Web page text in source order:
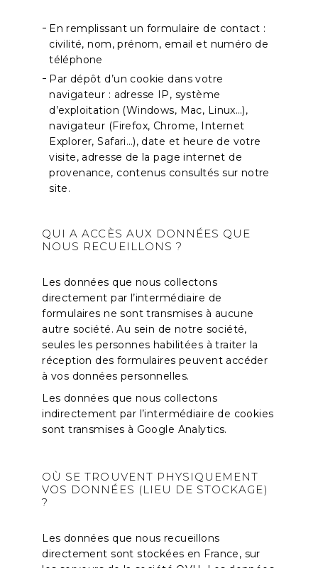
En remplissant un formulaire de contact :
civilité, nom, prénom, email et numéro de
téléphone
Par dépôt d’un cookie dans votre
navigateur : adresse IP, système
d’exploitation (Windows, Mac, Linux…),
navigateur (Firefox, Chrome, Internet
Explorer, Safari…), date et heure de votre
visite, adresse de la page internet de
provenance, contenus consultés sur notre
site.
QUI A ACCÈS AUX DONNÉES QUE
NOUS RECUEILLONS ?
Les données que nous collectons
directement par l’intermédiaire de
formulaires ne sont transmises à aucune
autre société. Au sein de notre société,
seules les personnes habilitées à traiter la
réception des formulaires peuvent accéder
à vos données personnelles.
Les données que nous collectons
indirectement par l’intermédiaire de cookies
sont transmises à Google Analytics.
OÙ SE TROUVENT PHYSIQUEMENT
VOS DONNÉES (LIEU DE STOCKAGE)
?
Les données que nous recueillons
directement sont stockées en France, sur